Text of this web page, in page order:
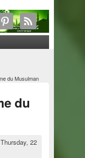
du Musulman
du
Thursday, 22